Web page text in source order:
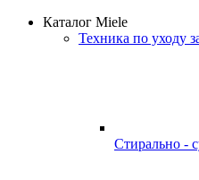
Каталог Miele
Техника по уходу
Стирально -